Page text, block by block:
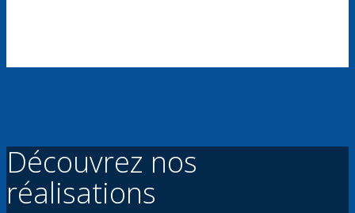
Découvrez nos
réalisations